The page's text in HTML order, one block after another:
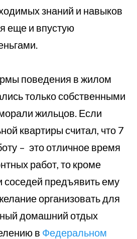
знаний и навыков
еще и впустую
поведения в жилом
только собственными
жильцов. Если
квартиры считал, что 7
– это отличное время
работ, то кроме
соседей предъявить ему
организовать для
домашний отдых
в Федеральном